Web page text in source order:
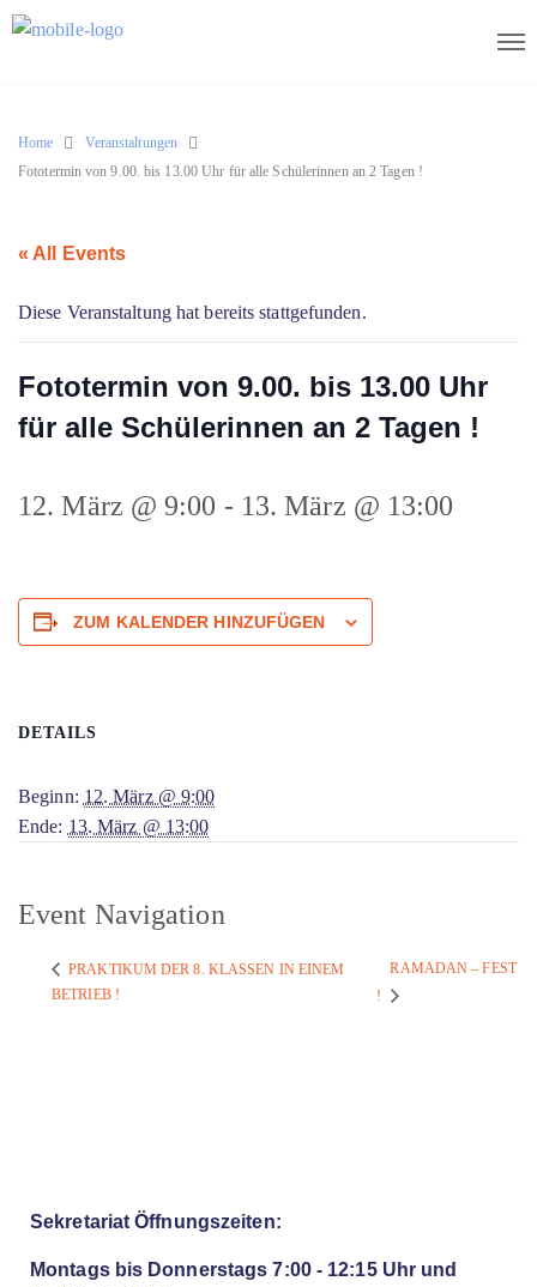
Home
Veranstaltungen
Fototermin von 9.00. bis 13.00 Uhr für alle Schülerinnen an 2 Tagen !
« All Events
Diese Veranstaltung hat bereits stattgefunden.
Fototermin von 9.00. bis 13.00 Uhr
für alle Schülerinnen an 2 Tagen !
12. März @ 9:00 - 13. März @ 13:00
ZUM KALENDER HINZUFÜGEN
DETAILS
Beginn: 12. März @ 9:00
Ende: 13. März @ 13:00
Event Navigation
PRAKTIKUM DER 8. KLASSEN IN EINEM
BETRIEB !
RAMADAN – FEST
!
Sekretariat Öffnungszeiten:
Montags bis Donnerstags 7:00 - 12:15 Uhr und